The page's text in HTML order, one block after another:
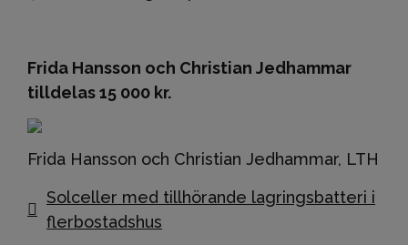
Frida Hansson och Christian Jedhammar
tilldelas 15 000 kr.
Frida Hansson och Christian Jedhammar, LTH
Solceller med tillhörande lagringsbatteri i
flerbostadshus